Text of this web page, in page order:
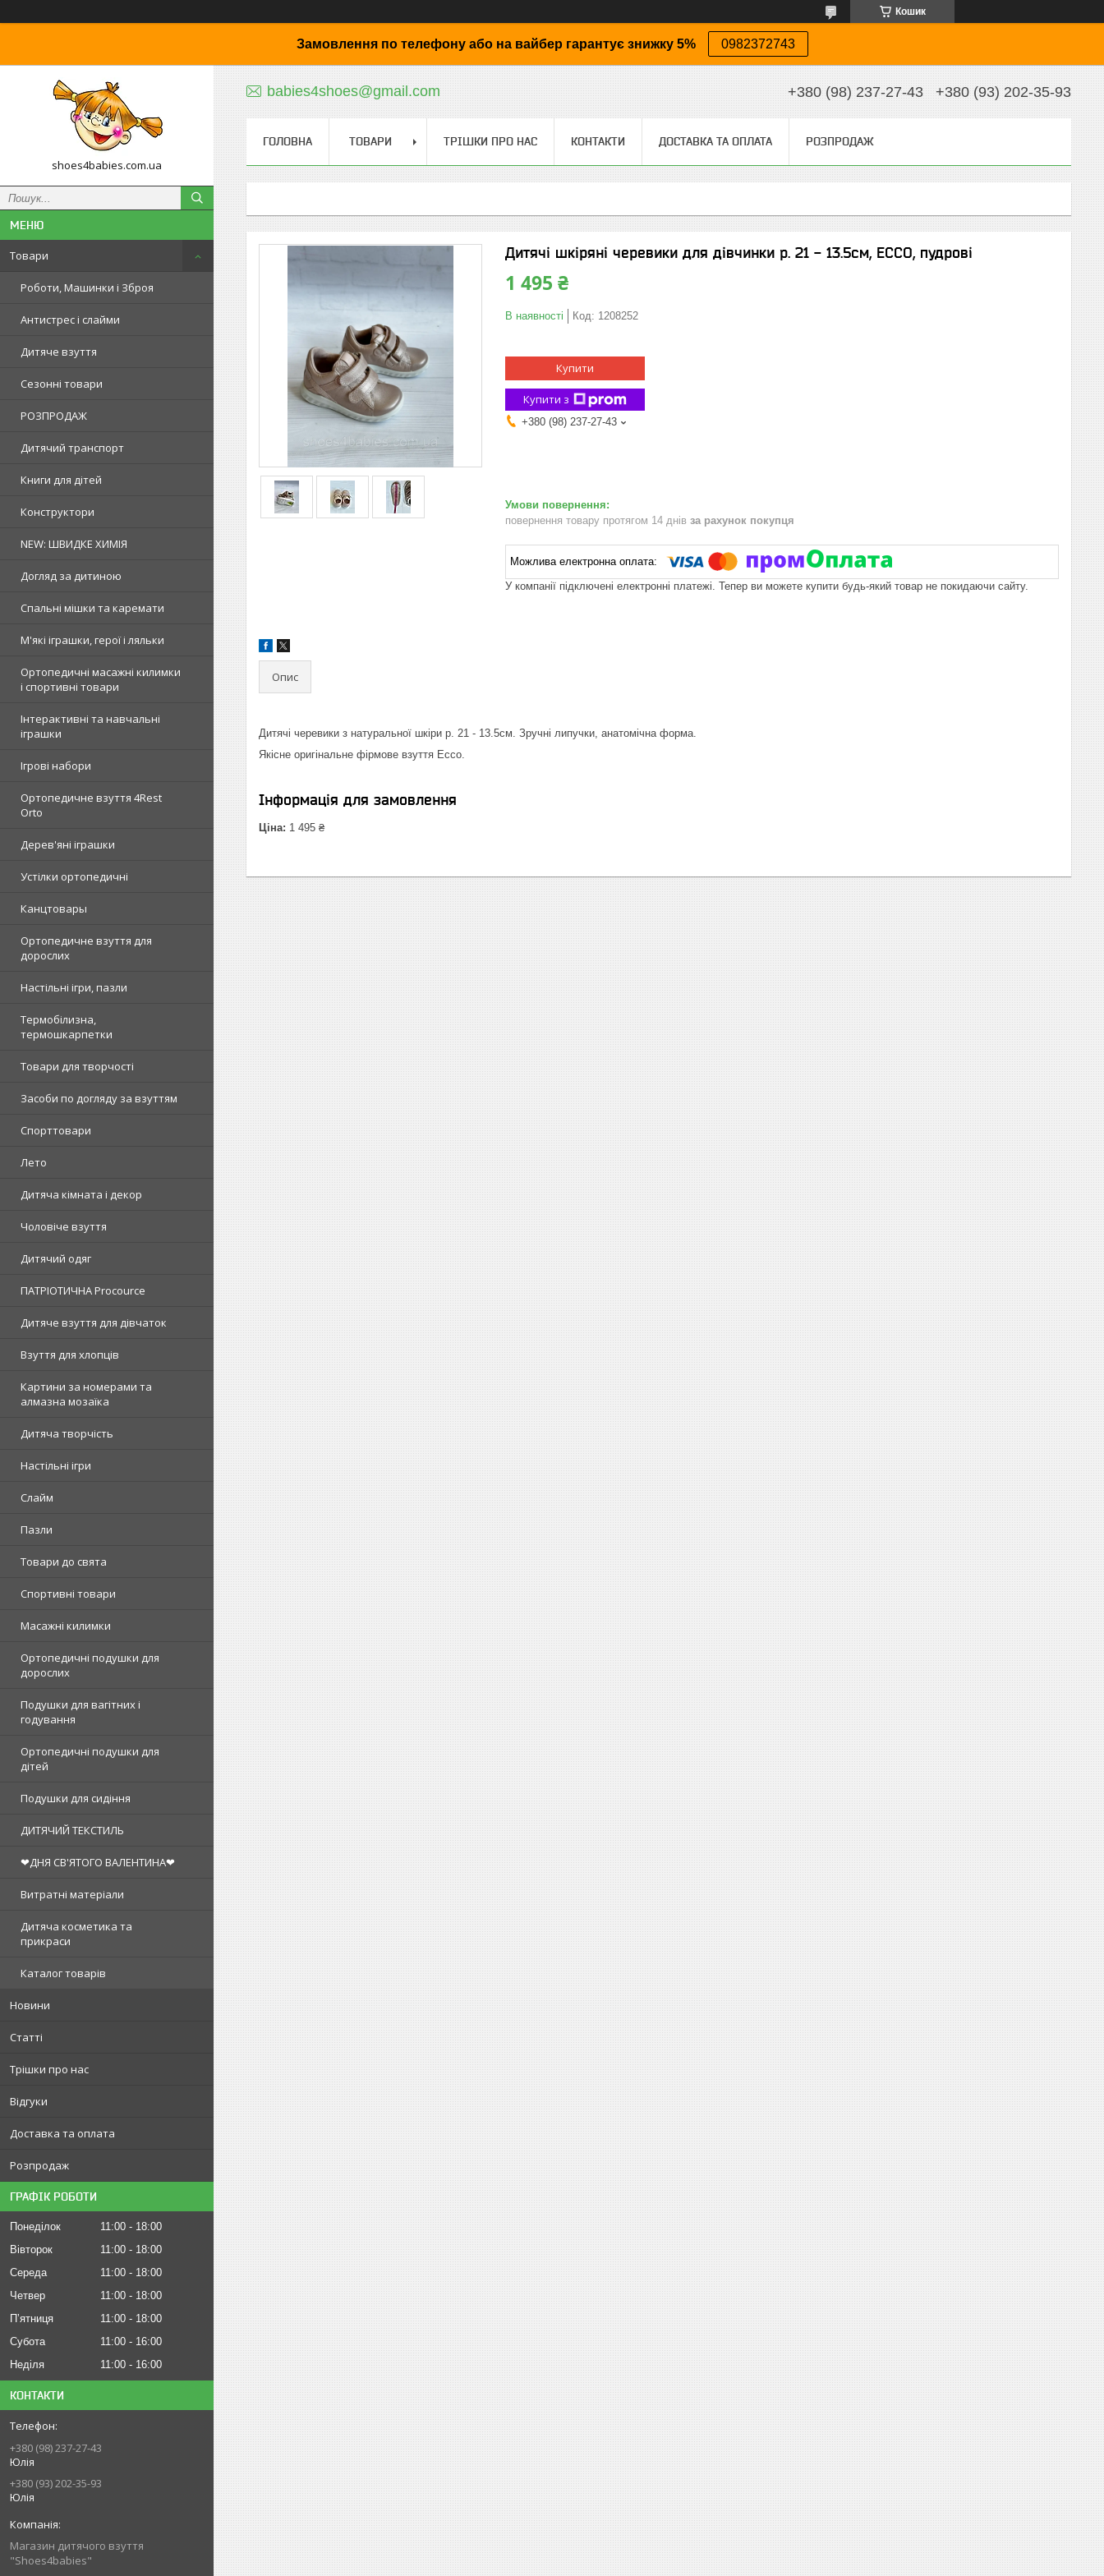
Кошик
Замовлення по телефону або на вайбер гарантує знижку 5% 0982372743
shoes4babies.com.ua
Товари
Роботи, Машинки і Зброя
Антистрес і слайми
Дитяче взуття
Сезонні товари
РОЗПРОДАЖ
Дитячий транспорт
Книги для дітей
Конструктори
NEW: ШВИДКЕ ХИМІЯ
Догляд за дитиною
Спальні мішки та каремати
М'які іграшки, герої і ляльки
Ортопедичні масажні килимки
і спортивні товари
Інтерактивні та навчальні
іграшки
Ігрові набори
Ортопедичне взуття 4Rest
Orto
Дерев'яні іграшки
Устілки ортопедичні
Канцтовары
Ортопедичне взуття для
дорослих
Настільні ігри, пазли
Термобілизна,
термошкарпетки
Товари для творчості
Засоби по догляду за взуттям
Спорттовари
Лето
Дитяча кімната і декор
Чоловіче взуття
Дитячий одяг
ПАТРІОТИЧНА Procource
Дитяче взуття для дівчаток
Взуття для хлопців
Картини за номерами та
алмазна мозаїка
Дитяча творчість
Настільні ігри
Слайм
Пазли
Товари до свята
Спортивні товари
Масажні килимки
Ортопедичні подушки для
дорослих
Подушки для вагітних і
годування
Ортопедичні подушки для
дітей
Подушки для сидіння
ДИТЯЧИЙ ТЕКСТИЛЬ
❤ДНЯ СВ'ЯТОГО ВАЛЕНТИНА❤
Витратні матеріали
Дитяча косметика та
прикраси
Каталог товарів
Новини
Статті
Трішки про нас
Відгуки
Доставка та оплата
Розпродаж
ГРАФІК РОБОТИ
Понеділок 11:00
18:00
Вівторок
11:00
18:00
Середа
11:00
18:00
Четвер
11:00
18:00
Пʼятниця
11:00
18:00
Субота
11:00
16:00
Неділя
11:00 16:00
КОНТАКТИ
+380 (98) 237-27-43
Юлія
+380 (93) 202-35-93
Юлія
Магазин дитячого взуття
"Shoes4babies"
babies4shoes@gmail.com +380 (98) 237-27-43 +380 (93) 202-35-93
ГОЛОВНА ТОВАРИ ТРІШКИ ПРО НАС КОНТАКТИ ДОСТАВКА ТА ОПЛАТА РОЗПРОДАЖ
Дитячі шкіряні черевики для дівчинки р. 21 - 13.5см, ECCO, пудрові
1 495 ₴
В наявності Код: 1208252
Купити
Купити з
+380 (98) 237-27-43
повернення товару протягом 14 днів за рахунок покупця
У компанії підключені електронні платежі. Тепер ви можете купити будь-який товар не покидаючи сайту.
Опис
Дитячі черевики з натуральної шкіри р. 21 - 13.5см. Зручні липучки, анатомічна форма.
Якісне оригінальне фірмове взуття Ecco.
Інформація для замовлення
Ціна: 1 495 ₴